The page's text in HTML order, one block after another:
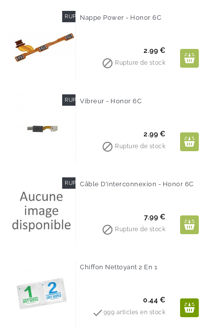
RUPTURE DE STOCK
Nappe Power - Honor 6C
Prix
2.99 €
 Rupture de stock
RUPTURE DE STOCK
Vibreur - Honor 6C
Prix
2.99 €
 Rupture de stock
RUPTURE DE STOCK
Câble D'interconnexion - Honor 6C
Prix
7.99 €
 Rupture de stock
Chiffon Nettoyant 2 En 1
Prix
0.44 €
 999 articles en stock